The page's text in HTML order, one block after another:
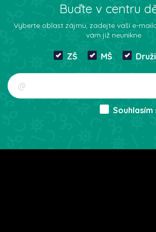
Buďte v centru
Vyberte oblast zájmu, zadejte vaší e-
vám již neunikne
ZŠ MŠ
Souhlasím